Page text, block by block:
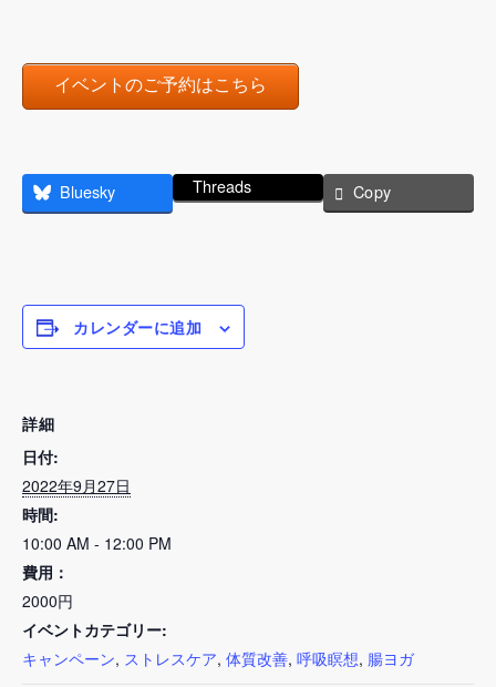
イベントのご予約はこちら
Bluesky Threads Copy
カレンダーに追加
詳細
日付:
2022年9月27日
時間:
10:00 AM - 12:00 PM
費用：
2000円
イベントカテゴリー:
キャンペーン, ストレスケア, 体質改善, 呼吸瞑想, 腸ヨガ